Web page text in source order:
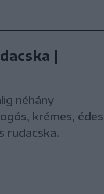
|
néhány
krémes, édes
rudacska.